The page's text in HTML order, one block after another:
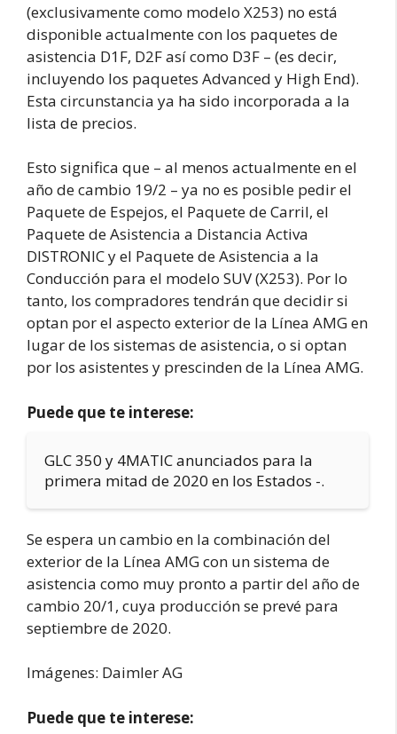
(exclusivamente como modelo X253) no está
disponible actualmente con los paquetes de
asistencia D1F, D2F así como D3F – (es decir,
incluyendo los paquetes Advanced y High End).
Esta circunstancia ya ha sido incorporada a la
lista de precios.
Esto significa que – al menos actualmente en el
año de cambio 19/2 – ya no es posible pedir el
Paquete de Espejos, el Paquete de Carril, el
Paquete de Asistencia a Distancia Activa
DISTRONIC y el Paquete de Asistencia a la
Conducción para el modelo SUV (X253). Por lo
tanto, los compradores tendrán que decidir si
optan por el aspecto exterior de la Línea AMG en
lugar de los sistemas de asistencia, o si optan
por los asistentes y prescinden de la Línea AMG.
Puede que te interese:
GLC 350 y 4MATIC anunciados para la
primera mitad de 2020 en los Estados -.
Se espera un cambio en la combinación del
exterior de la Línea AMG con un sistema de
asistencia como muy pronto a partir del año de
cambio 20/1, cuya producción se prevé para
septiembre de 2020.
Imágenes: Daimler AG
Puede que te interese: